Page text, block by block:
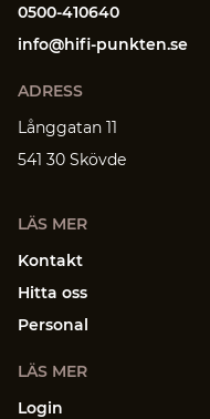
0500-410640
info@hifi-punkten.se
ADRESS
Långgatan 11
541 30 Skövde
LÄS MER
Kontakt
Hitta oss
Personal
LÄS MER
Login